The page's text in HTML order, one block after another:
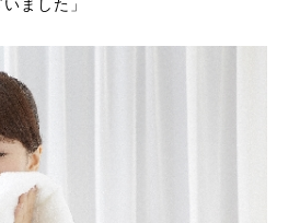
ました」